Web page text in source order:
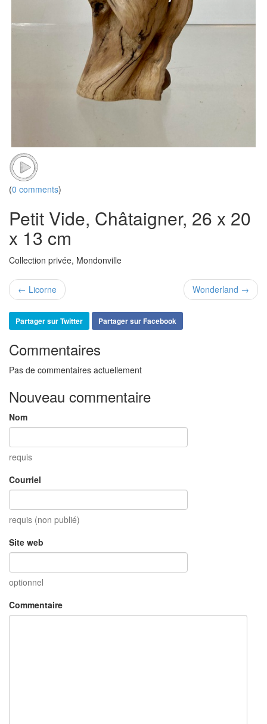
(0 comments)
Petit Vide, Châtaigner, 26 x 20
x 13 cm
Collection privée, Mondonville
← Licorne Wonderland →
Partager sur Twitter Partager sur Facebook
Commentaires
Pas de commentaires actuellement
Nouveau commentaire
Nom
requis
Courriel
requis (non publié)
Site web
optionnel
Commentaire